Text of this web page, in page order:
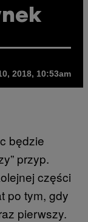
2018, 10:53am
będzie
przyp.
części
po tym, gdy
pierwszy.